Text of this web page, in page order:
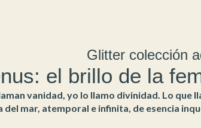
Glitter colección
el brillo de la
vanidad, yo lo llamo divinidad. Lo que
del mar, atemporal e infinita, de esencia